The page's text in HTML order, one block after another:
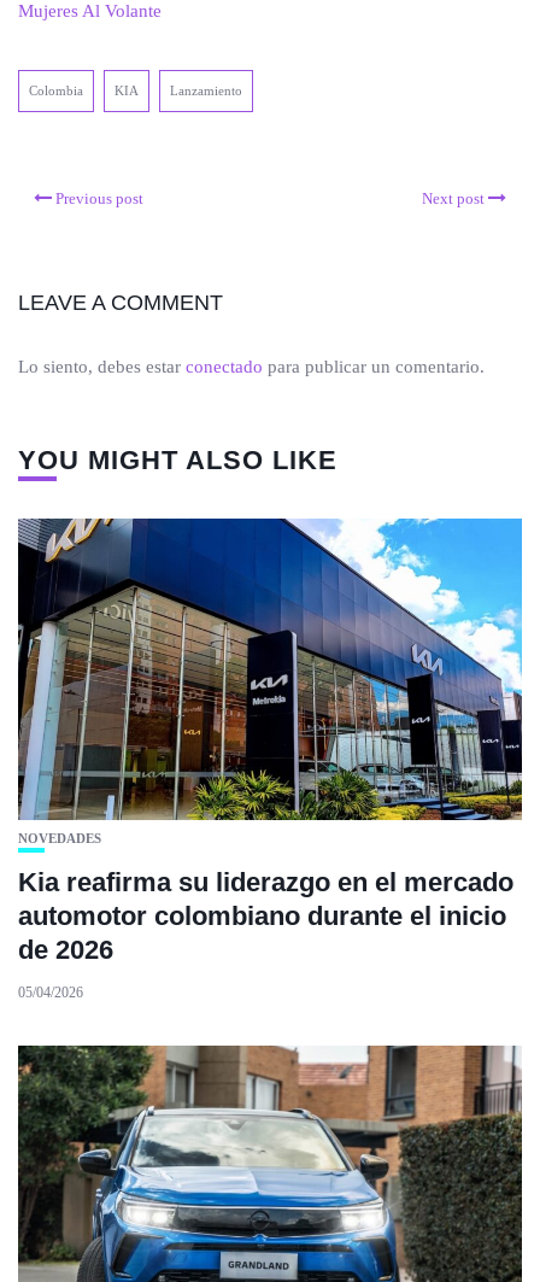
Mujeres Al Volante
Colombia KIA Lanzamiento
Previous post Next post
LEAVE A COMMENT
Lo siento, debes estar conectado para publicar un comentario.
YOU MIGHT ALSO LIKE
NOVEDADES
Kia reafirma su liderazgo en el mercado
automotor colombiano durante el inicio
de 2026
05/04/2026